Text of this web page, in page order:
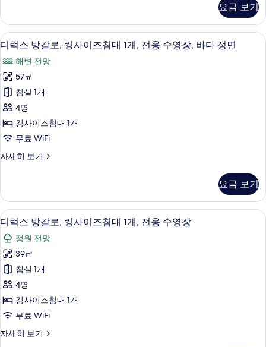
대
개,
바
다
전
망
사
진
모
기
더
블
룸,
더
블
침
대
개,
바
다
전
자
보
기
요금 보기
디
럭
스
방
갈
로,
킹
사
이
침
대
1
개,
전
용
수
영
장,
바
디럭스 방갈로, 킹사이즈침대 1개, 전
20
디럭스 방갈로, 킹사이즈침대 1개, 전용 수영장, 바다 정면
해변 전망
57㎡
침실 1개
4명
킹사이즈침대 1개
무료 WiFi
자세히 보기
디
갈
로,
킹
사
이
즈
침
대
개,
전
용
영
요금 보기
디
럭
스
방
갈
로,
킹
사
이
디럭스 방갈로, 킹사이즈침대 1개, 전
12
디럭스 방갈로, 킹사이즈침대 1개, 전용 수영장
정원 전망
39㎡
침실 1개
4명
킹사이즈침대 1개
무료 WiFi
자세히 보기
디